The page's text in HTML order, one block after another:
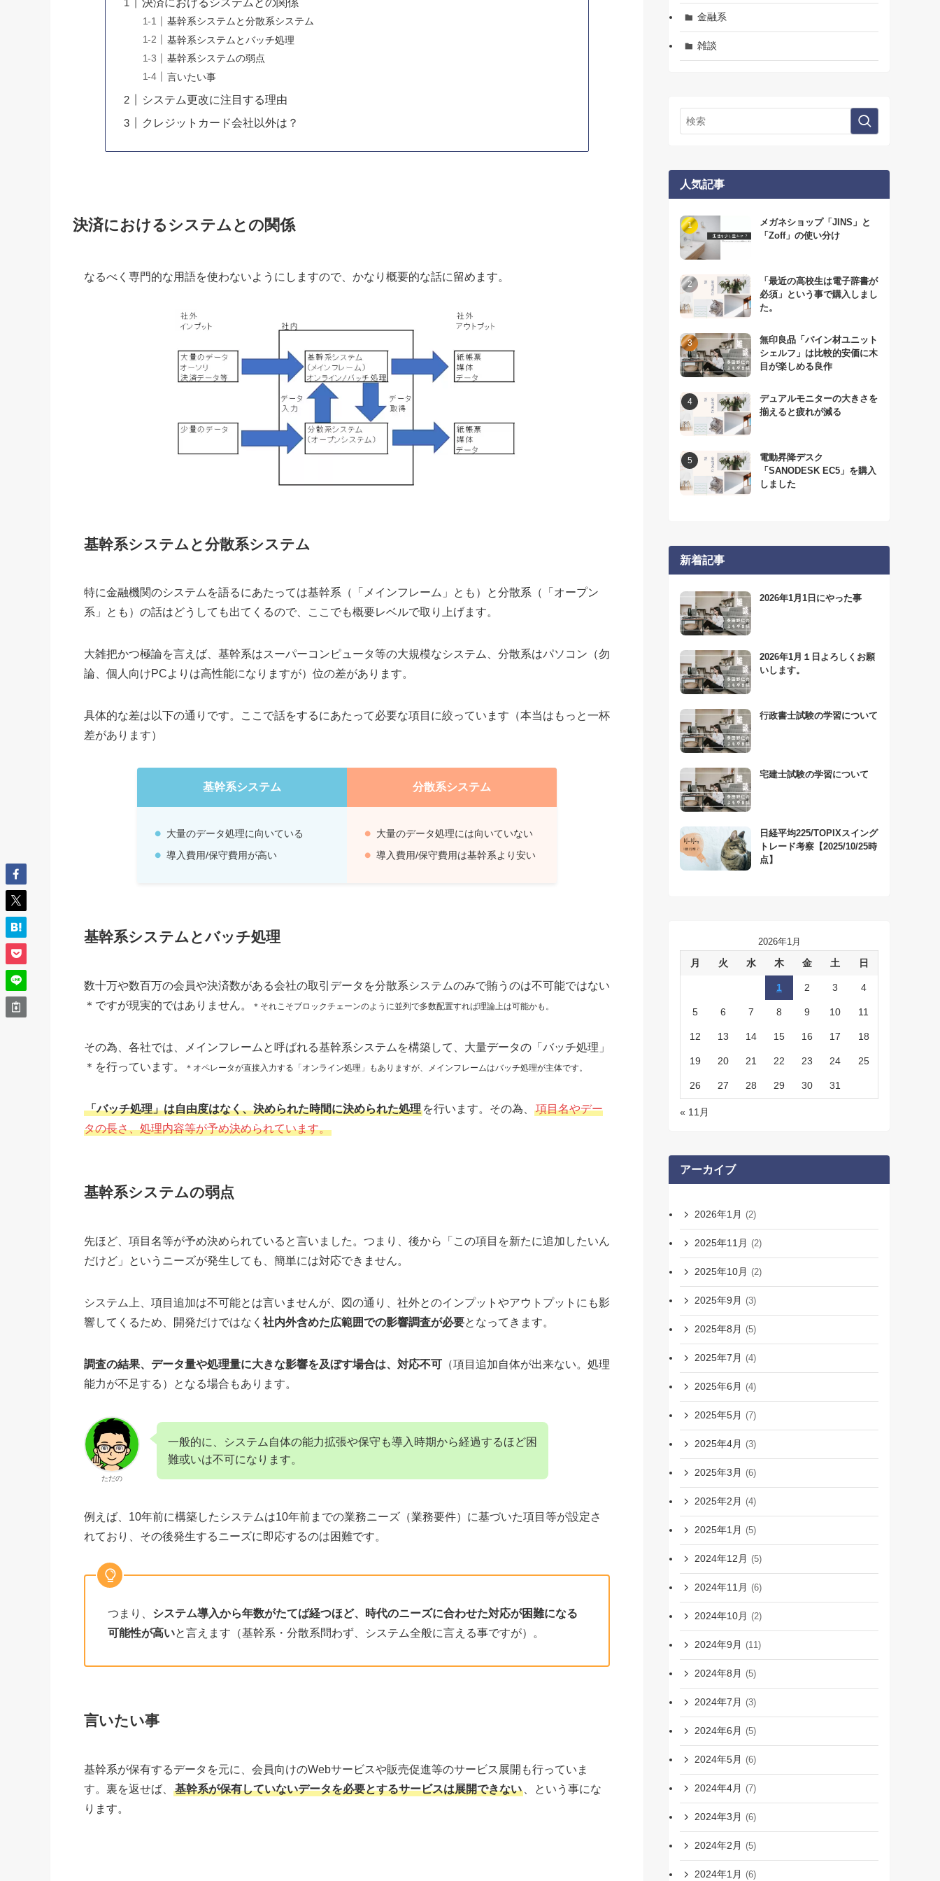
基幹系システムと分散系システム
基幹系システムとバッチ処理
基幹系システムの弱点
言いたい事
システム更改に注目する理由
クレジットカード会社以外は？
決済におけるシステムとの関係
なるべく専門的な用語を使わないようにしますので、かなり概要的な話に留めます。
基幹系システムと分散系システム
特に金融機関のシステムを語るにあたっては基幹系（「メインフレーム」とも）と分散系（「オープン
系」とも）の話はどうしても出てくるので、ここでも概要レベルで取り上げます。
大雑把かつ極論を言えば、基幹系はスーパーコンピュータ等の大規模なシステム、分散系はパソコン（勿
論、個人向けPCよりは高性能になりますが）位の差があります。
具体的な差は以下の通りです。ここで話をするにあたって必要な項目に絞っています（本当はもっと一杯
差があります）
基幹系システム 分散系システム
大量のデータ処理に向いている
導入費用/保守費用が高い
大量のデータ処理には向いていない
導入費用/保守費用は基幹系より安い
基幹系システムとバッチ処理
数十万や数百万の会員や決済数がある会社の取引データを分散系システムのみで賄うのは不可能ではない
＊ですが現実的ではありません。
＊それこそブロックチェーンのように並列で多数配置すれば理論上は可能かも。
その為、各社では、メインフレームと呼ばれる基幹系システムを構築して、大量データの「バッチ処理」
＊を行っています。
＊オペレータが直接入力する「オンライン処理」もありますが、メインフレームはバッチ処理が主体です。
「バッチ処理」は自由度はなく、決められた時間に決められた処理 を行います。その為、
項目名やデー
タの長さ、処理内容等が予め決められています。
基幹系システムの弱点
先ほど、項目名等が予め決められていると言いました。つまり、後から「この項目を新たに追加したいん
だけど」というニーズが発生しても、簡単には対応できません。
システム上、項目追加は不可能とは言いませんが、図の通り、社外とのインプットやアウトプットにも影
響してくるため、開発だけではなく 社内外含めた広範囲での影響調査が必要となってきます。
調査の結果、データ量や処理量に大きな影響を及ぼす場合は、対応不可 （項目追加自体が出来ない。処理
能力が不足する）となる場合もあります。
ただの
一般的に、システム自体の能力拡張や保守も導入時期から経過するほど困
難或いは不可になります。
例えば、10年前に構築したシステムは10年前までの業務ニーズ（業務要件）に基づいた項目等が設定さ
れており、その後発生するニーズに即応するのは困難です。
つまり、 システム導入から年数がたてば経つほど、時代のニーズに合わせた対応が困難になる
可能性が高いと言えます（基幹系・分散系問わず、システム全般に言える事ですが）。
言いたい事
基幹系が保有するデータを元に、会員向けのWebサービスや販売促進等のサービス展開も行っていま
す。裏を返せば、
基幹系が保有していないデータを必要とするサービスは展開できない
、という事にな
ります。
金融系
雑談
人気記事
メガネショップ「JINS」と
「Zoff」の使い分け
「最近の高校生は電子辞書が
必須」という事で購入しまし
た。
無印良品「パイン材ユニット
シェルフ」は比較的安価に木
目が楽しめる良作
デュアルモニターの大きさを
揃えると疲れが減る
電動昇降デスク
「SANODESK EC5」を購入
しました
新着記事
2026年1月1日にやった事
2026年1月１日よろしくお願
いします。
行政書士試験の学習について
宅建士試験の学習について
日経平均225/TOPIXスイング
トレード考察【2025/10/25時
点】
2026年1月
月 火 水 木 金 土 日
1 2 3 4
5 6 7 8 9 10 11
12 13 14 15 16 17 18
19 20 21 22 23 24 25
26 27 28 29 30 31
« 11月
アーカイブ
2026年1月 (2)
2025年11月 (2)
2025年10月 (2)
2025年9月 (3)
2025年8月 (5)
2025年7月 (4)
2025年6月 (4)
2025年5月 (7)
2025年4月 (3)
2025年3月 (6)
2025年2月 (4)
2025年1月 (5)
2024年12月 (5)
2024年11月 (6)
2024年10月 (2)
2024年9月 (11)
2024年8月 (5)
2024年7月 (3)
2024年6月 (5)
2024年5月 (6)
2024年4月 (7)
2024年3月 (6)
2024年2月 (5)
2024年1月 (6)